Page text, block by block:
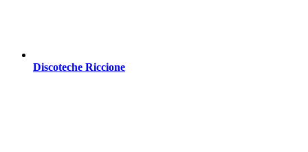
Discoteche Riccione